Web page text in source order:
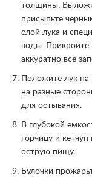
толщины.
присыпьте
слой лука и
воды. Прикройте
аккуратно все
Положите лук на
на разные
для остывания.
В глубокой
горчицу и кетчуп
острую пищу.
Булочки